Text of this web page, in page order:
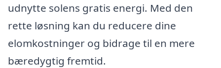
udnytte solens gratis energi. Med den
rette løsning kan du reducere dine
elomkostninger og bidrage til en mere
bæredygtig fremtid.